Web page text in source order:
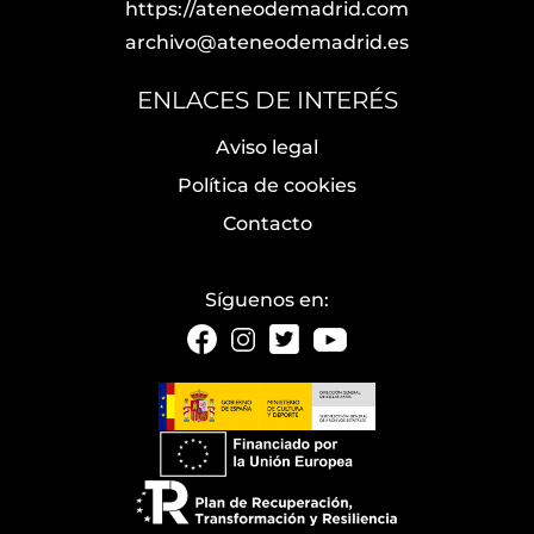
https://ateneodemadrid.com
archivo@ateneodemadrid.es
ENLACES DE INTERÉS
Aviso legal
Política de cookies
Contacto
Síguenos en: